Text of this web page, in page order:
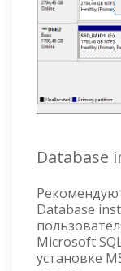
Database
Database
Microsoft
установке